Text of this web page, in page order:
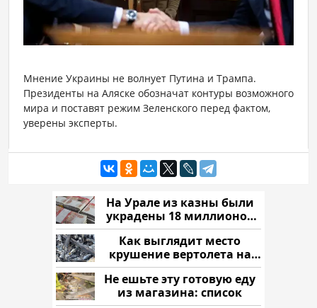
На Урале из казны были
украдены 18 миллионов
рублей
Как выглядит место
крушение вертолета на
Кавказе: смотреть
Не ешьте эту готовую еду
из магазина: список